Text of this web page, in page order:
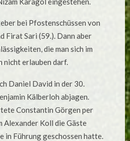
bei Pfostenschüssen von
Firat Sari (59.). Dann aber
die man sich im
nicht erlauben darf.
Daniel David in der 30.
Kälberloh abjagen.
Constantin Görgen per
Alexander Koll die Gäste
in Führung geschossen hatte.